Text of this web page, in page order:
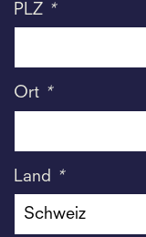
PLZ *
Ort *
Land *